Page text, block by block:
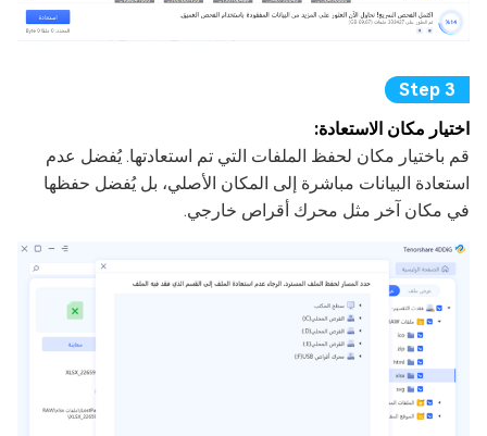
اختيار مكان الاستعادة:
قم باختيار مكان لحفظ الملفات التي تم استعادتها. يُفضل عدم
استعادة البيانات مباشرة إلى المكان الأصلي، بل يُفضل حفظها
في مكان آخر مثل محرك أقراص خارجي.